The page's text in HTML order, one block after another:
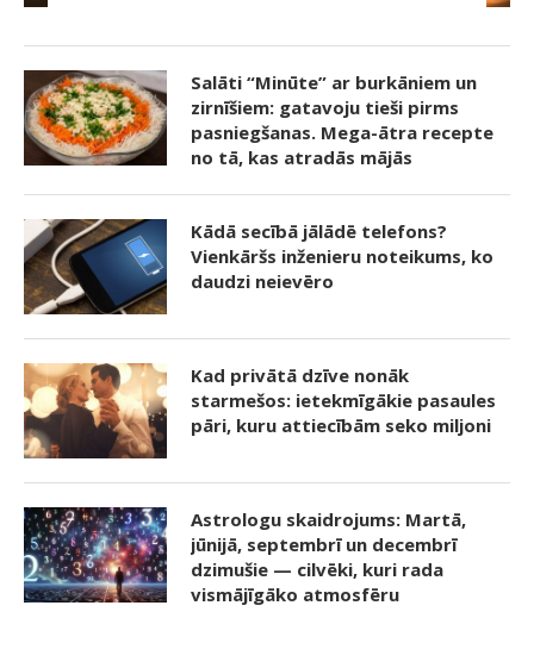
Salāti “Minūte” ar burkāniem un
zirnīšiem: gatavoju tieši pirms
pasniegšanas. Mega-ātra recepte
no tā, kas atradās mājās
Kādā secībā jālādē telefons?
Vienkāršs inženieru noteikums, ko
daudzi neievēro
Kad privātā dzīve nonāk
starmešos: ietekmīgākie pasaules
pāri, kuru attiecībām seko miljoni
Astrologu skaidrojums: Martā,
jūnijā, septembrī un decembrī
dzimušie — cilvēki, kuri rada
vismājīgāko atmosfēru